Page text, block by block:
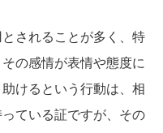
されることが多く、特
の感情が表情や態度に
けるという行動は、相
ている証ですが、その